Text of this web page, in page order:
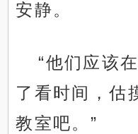
安静。
“他们应该
了看时间，估
教室吧。”